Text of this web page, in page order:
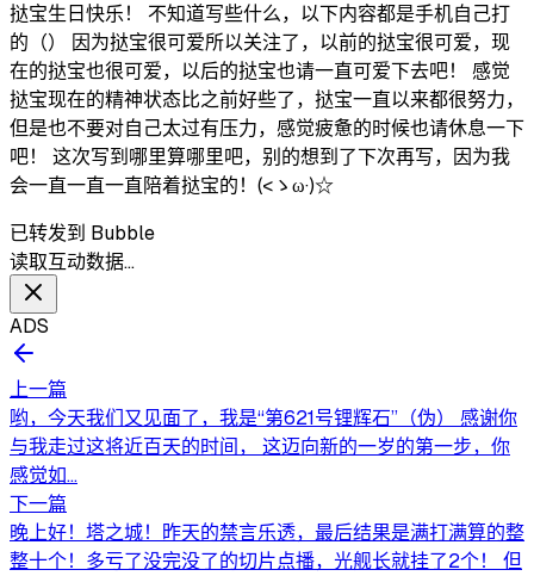
挞宝生日快乐！ 不知道写些什么，以下内容都是手机自己打
的（） 因为挞宝很可爱所以关注了，以前的挞宝很可爱，现
在的挞宝也很可爱，以后的挞宝也请一直可爱下去吧！ 感觉
挞宝现在的精神状态比之前好些了，挞宝一直以来都很努力，
但是也不要对自己太过有压力，感觉疲惫的时候也请休息一下
吧！ 这次写到哪里算哪里吧，别的想到了下次再写，因为我
会一直一直一直陪着挞宝的！(<ゝω·)☆
已转发到 Bubble
读取互动数据…
ADS
上一篇
哟，今天我们又见面了，我是“第621号锂辉石”（伪） 感谢你
与我走过这将近百天的时间， 这迈向新的一岁的第一步，你
感觉如...
下一篇
晚上好！塔之城！昨天的禁言乐透，最后结果是满打满算的整
整十个！多亏了没完没了的切片点播，光舰长就挂了2个！ 但